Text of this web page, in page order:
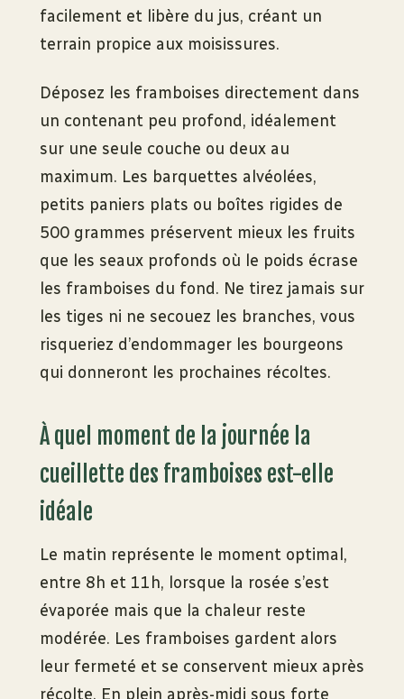
facilement et libère du jus, créant un
terrain propice aux moisissures.
Déposez les framboises directement dans
un contenant peu profond, idéalement
sur une seule couche ou deux au
maximum. Les barquettes alvéolées,
petits paniers plats ou boîtes rigides de
500 grammes préservent mieux les fruits
que les seaux profonds où le poids écrase
les framboises du fond. Ne tirez jamais sur
les tiges ni ne secouez les branches, vous
risqueriez d’endommager les bourgeons
qui donneront les prochaines récoltes.
À quel moment de la journée la
cueillette des framboises est-elle
idéale
Le matin représente le moment optimal,
entre 8h et 11h, lorsque la rosée s’est
évaporée mais que la chaleur reste
modérée. Les framboises gardent alors
leur fermeté et se conservent mieux après
récolte. En plein après-midi sous forte